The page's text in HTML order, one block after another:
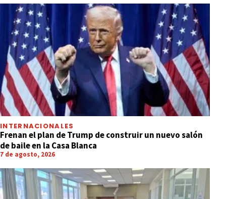
INTERNACIONALES
Frenan el plan de Trump de construir un nuevo salón
de baile en la Casa Blanca
7 de agosto, 2026